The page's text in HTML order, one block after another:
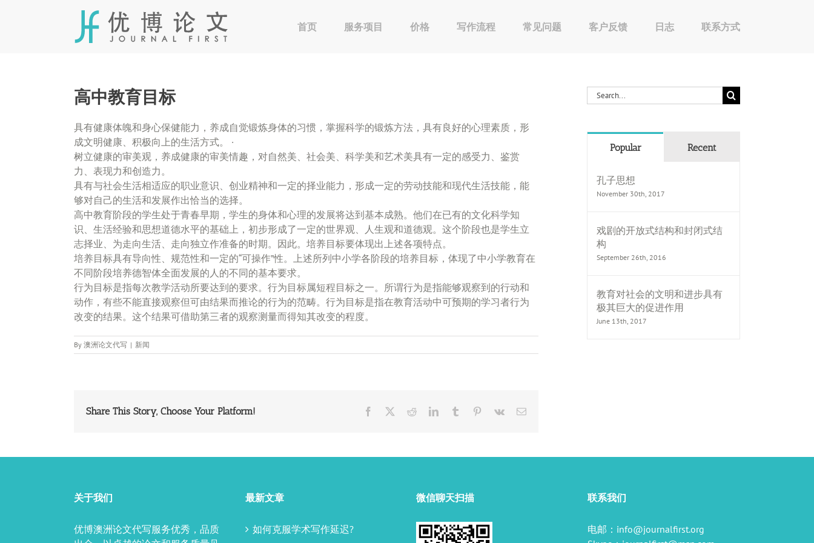
首页 服务项目 价格 写作流程 常见问题 客户反馈 日志 联系方式
高中教育目标
具有健康体魄和身心保健能力，养成自觉锻炼身体的习惯，掌握科学的锻炼方法，具有良好的心理素质，形
成文明健康、积极向上的生活方式。 ·
树立健康的审美观，养成健康的审美情趣，对自然美、社会美、科学美和艺术美具有一定的感受力、鉴赏
力、表现力和创造力。
具有与社会生活相适应的职业意识、创业精神和一定的择业能力，形成一定的劳动技能和现代生活技能，能
够对自己的生活和发展作出恰当的选择。
高中教育阶段的学生处于青春早期，学生的身体和心理的发展将达到基本成熟。他们在已有的文化科学知
识、生活经验和思想道德水平的基础上，初步形成了一定的世界观、人生观和道德观。这个阶段也是学生立
志择业、为走向生活、走向独立作准备的时期。因此。培养目标要体现出上述各项特点。
培养目标具有导向性、规范性和一定的“可操作”性。上述所列中小学各阶段的培养目标，体现了中小学教育在
不同阶段培养德智体全面发展的人的不同的基本要求。
行为目标是指每次教学活动所要达到的要求。行为目标属短程目标之一。所谓行为是指能够观察到的行动和
动作，有些不能直接观察但可由结果而推论的行为的范畴。行为目标是指在教育活动中可预期的学习者行为
改变的结果。这个结果可借助第三者的观察测量而得知其改变的程度。
By 澳洲论文代写 | 新闻
Share This Story, Choose Your Platform! Facebook RedditLinkedInTumblr Pinterest
Vk Email
Search
for:
Popular Recent
孔子思想
November 30th, 2017
戏剧的开放式结构和封闭式结
构
September 26th, 2016
教育对社会的文明和进步具有
极其巨大的促进作用
June 13th, 2017
关于我们
优博澳洲论文代写服务优秀，品质
最新文章
如何克服学术写作延迟?
微信聊天扫描 联系我们
电邮： info@journalfirst.org